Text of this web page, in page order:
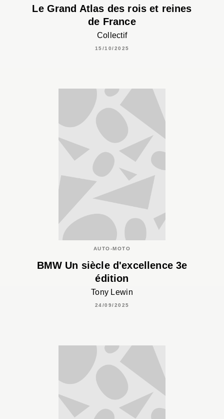
Le Grand Atlas des rois et reines
de France
Collectif
15/10/2025
AUTO-MOTO
BMW Un siècle d'excellence 3e
édition
Tony Lewin
24/09/2025